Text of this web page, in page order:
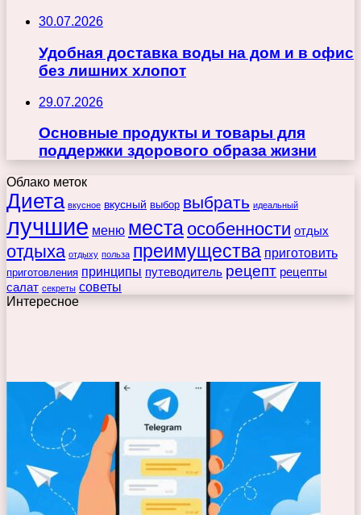
30.07.2026
Удобная доставка воды на дом и в офис
без лишних хлопот
29.07.2026
Основные продукты и товары для
поддержки здорового образа жизни
Облако меток
Диета вкусное вкусный выбор выбрать идеальный
лучшие меню места особенности отдых
отдыха отдыху польза преимущества приготовить
приготовления принципы путеводитель рецепт рецепты
салат секреты советы
Интересное